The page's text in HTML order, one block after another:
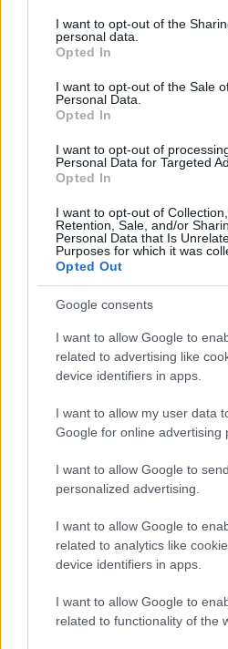
not limited to your visit or usage
grant or deny consent to Google
use your data for below specified
consent section.
I want to opt-out of the
personal data.
Opted In
I want to opt-out of the Sale
Personal Data.
Opted In
I want to opt-out of
Personal Data for Targeted
Opted In
I want to opt-out of Collection,
Retention, Sale, and/or
Personal Data that Is
Purposes for which it was
Opted Out
Google consents
I want to allow Google to
related to advertising like
device identifiers in apps.
I want to allow my user data
Google for online advertising
I want to allow Google to
personalized advertising.
I want to allow Google to
related to analytics like
device identifiers in apps.
I want to allow Google to
related to functionality of the
Με επιτυχία
Αρχηγού της Ελληνικής
Δακορώνια-Μαρίνα, στις
Στο πλαίσιο του
επισκέφθηκε τον
Αμερικής Δημήτριο στη
Πρέσβη της Ελλάδας
Λαλάκο. Κατά τη
συναντήσεων, o
Λαλάκος, ενημερώθηκαν
την πρόθεσή τους να
των δυνατοτήτων τους,
επισκεφθούν τη μεγάλη
Virginia τον Ιούλιο. Σε
τους επιδόθηκε
χρόνων του Eλληνικού
Πέραν των
Αποστολής συμμετείχε
2ης Συνάντησης Αρχηγών
200 εκπρόσωποι από 55
Οργανώσεις